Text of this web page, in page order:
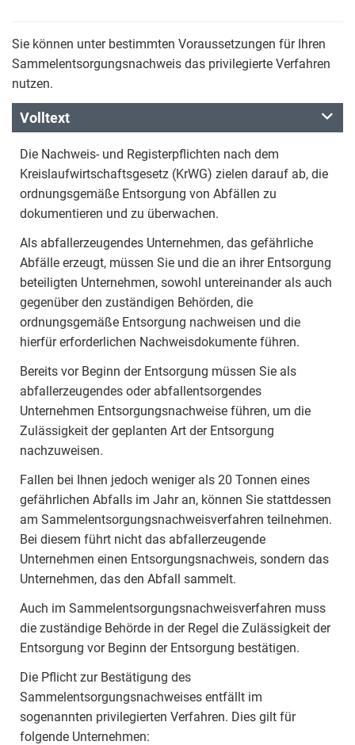
Sie können unter bestimmten Voraussetzungen für Ihren
Sammelentsorgungsnachweis das privilegierte Verfahren
nutzen.
Volltext
Die Nachweis- und Registerpflichten nach dem
Kreislaufwirtschaftsgesetz (KrWG) zielen darauf ab, die
ordnungsgemäße Entsorgung von Abfällen zu
dokumentieren und zu überwachen.
Als abfallerzeugendes Unternehmen, das gefährliche
Abfälle erzeugt, müssen Sie und die an ihrer Entsorgung
beteiligten Unternehmen, sowohl untereinander als auch
gegenüber den zuständigen Behörden, die
ordnungsgemäße Entsorgung nachweisen und die
hierfür erforderlichen Nachweisdokumente führen.
Bereits vor Beginn der Entsorgung müssen Sie als
abfallerzeugendes oder abfallentsorgendes
Unternehmen Entsorgungsnachweise führen, um die
Zulässigkeit der geplanten Art der Entsorgung
nachzuweisen.
Fallen bei Ihnen jedoch weniger als 20 Tonnen eines
gefährlichen Abfalls im Jahr an, können Sie stattdessen
am Sammelentsorgungsnachweisverfahren teilnehmen.
Bei diesem führt nicht das abfallerzeugende
Unternehmen einen Entsorgungsnachweis, sondern das
Unternehmen, das den Abfall sammelt.
Auch im Sammelentsorgungsnachweisverfahren muss
die zuständige Behörde in der Regel die Zulässigkeit der
Entsorgung vor Beginn der Entsorgung bestätigen.
Die Pflicht zur Bestätigung des
Sammelentsorgungsnachweises entfällt im
sogenannten privilegierten Verfahren. Dies gilt für
folgende Unternehmen: